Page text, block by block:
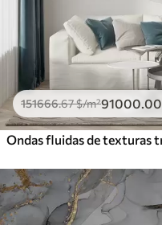
151666.67$/m²91000.00